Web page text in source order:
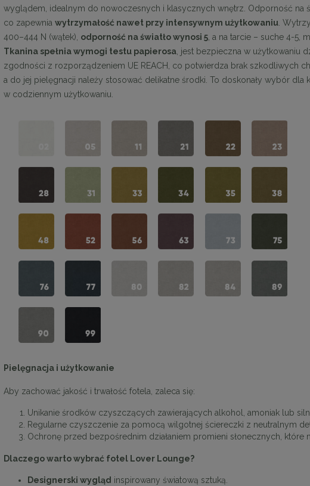
MaMaison krzesło KOS beżowe
467,10 zł
Najniższa cena:494,10 zł
MaMaison krzesło barowe IRIS
719,10 zł
Panele ścienne tapicerowane 40 x 30
48,00 zł
Panele ścienne tapicerowane 70 x
48,00 zł
wyglądem, idealnym do nowoczesnych i klasycznych wnętrz. Odporność na
co zapewnia wytrzymałość nawet przy intensywnym użytkowaniu .
400–444 N (wątek), odporność na światło wynosi 5 , a na tarcie – suche 4-5,
Tkanina spełnia wymogi testu papierosa , jest bezpieczna w użytkowaniu
zgodności z rozporządzeniem UE REACH, co potwierdza brak szkodliwych
a do jej pielęgnacji należy stosować delikatne środki. To doskonały wybór dla
w codziennym użytkowaniu.
Pielęgnacja i użytkowanie
Aby zachować jakość i trwałość fotela, zaleca się:
Unikanie środków czyszczących zawierających alkohol, amoniak lub
Regularne czyszczenie za pomocą wilgotnej ściereczki z neutralnym
Ochronę przed bezpośrednim działaniem promieni słonecznych, które
Dlaczego warto wybrać fotel Lover Lounge?
Designerski wygląd inspirowany światową sztuką.